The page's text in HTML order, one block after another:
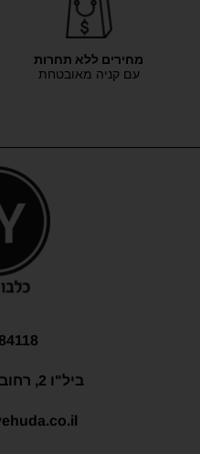
מחירים ללא תחרות
עם קניה מאובטחת
ביל"ו 2, רחובות (קניון עופר)